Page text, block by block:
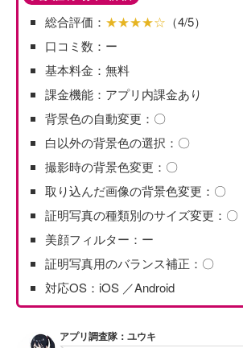
総合評価： ★★★★☆ （4/5）
口コミ数：ー
基本料金：無料
課金機能：アプリ内課金あり
背景色の自動変更：〇
白以外の背景色の選択：〇
撮影時の背景色変更：〇
取り込んだ画像の背景色変更：〇
証明写真の種類別のサイズ変更：〇
美顔フィルター：ー
証明写真用のバランス補正：〇
対応OS：iOS ／Android
アプリ調査隊：ユウキ